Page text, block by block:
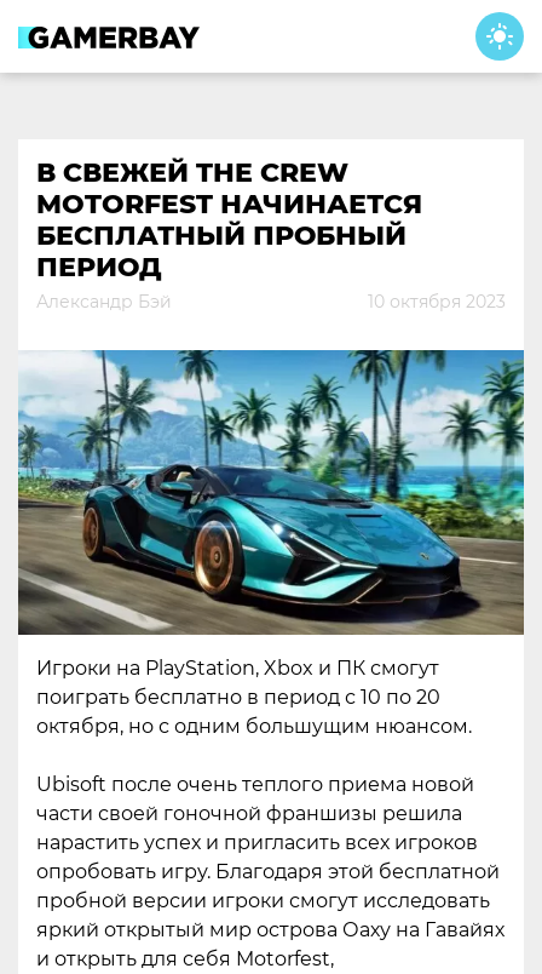
content
В СВЕЖЕЙ THE CREW
MOTORFEST НАЧИНАЕТСЯ
БЕСПЛАТНЫЙ ПРОБНЫЙ
ПЕРИОД
Александр Бэй 10 октября 2023
Игроки на PlayStation, Xbox и ПК смогут
поиграть бесплатно в период с 10 по 20
октября, но с одним большущим нюансом.
Ubisoft после очень теплого приема новой
части своей гоночной франшизы решила
нарастить успех и пригласить всех игроков
опробовать игру. Благодаря этой бесплатной
пробной версии игроки смогут исследовать
яркий открытый мир острова Оаху на Гавайях
и открыть для себя Motorfest,